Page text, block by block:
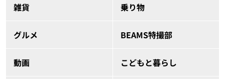
雑貨 乗り物
グルメ BEAMS特撮部
動画 こどもと暮らし